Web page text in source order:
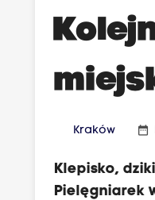
Kraków date_range
Klepisko,
Pielęgniarek